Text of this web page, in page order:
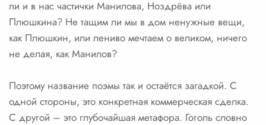
ли и в нас частички Манилова, Ноздрёва или
Плюшкина? Не тащим ли мы в дом ненужные вещи,
как Плюшкин, или лениво мечтаем о великом, ничего
не делая, как Манилов?
Поэтому название поэмы так и остаётся загадкой. С
одной стороны, это конкретная коммерческая сделка.
С другой – это глубочайшая метафора. Гоголь словно